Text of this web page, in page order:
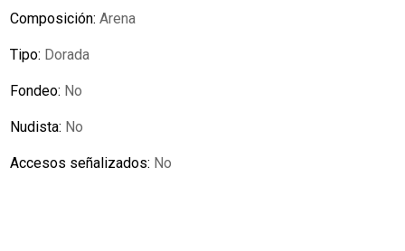
Composición:Arena
Tipo: Dorada
Fondeo: No
Nudista: No
Accesos señalizados: No